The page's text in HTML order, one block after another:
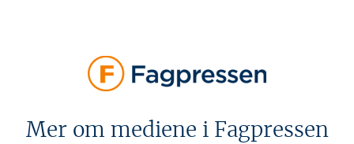
Mer om mediene i Fagpressen